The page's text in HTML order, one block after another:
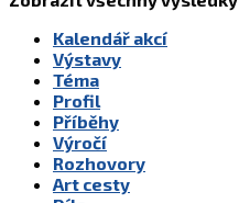
Kalendář akcí
Výstavy
Téma
Profil
Příběhy
Výročí
Rozhovory
Art cesty